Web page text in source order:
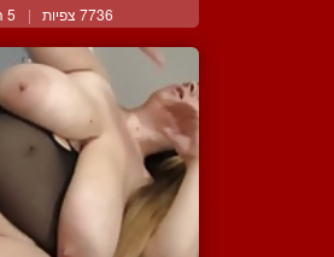
7736 צפיות | 5 המלצות